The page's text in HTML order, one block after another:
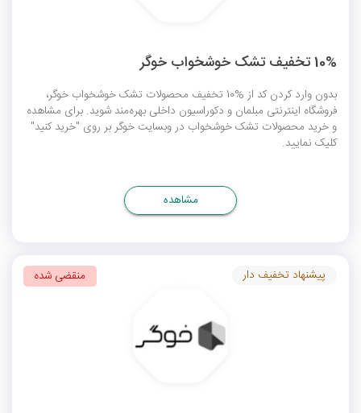
10% تخفیف تشک خوشخواب خوگر
بدون وارد کردن کد از %10 تخفیف محصولات تشک خوشخواب خوگر،
فروشگاه اینترنتی مبلمان و دکوراسیون داخلی بهره‌مند شوید. برای مشاهده
و خرید محصولات تشک خوشخواب در وبسایت خوگر بر روی "خرید کنید"
کلیک نمایید.
مشاهده
پیشنهاد تخفیف دار منقضی شده